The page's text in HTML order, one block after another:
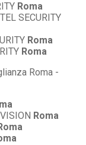
Roma
SECURITY
Roma
Roma
Roma